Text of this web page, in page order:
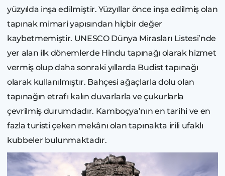
yüzyılda inşa edilmiştir. Yüzyıllar önce inşa edilmiş olan
tapınak mimari yapısından hiçbir değer
kaybetmemiştir. UNESCO Dünya Mirasları Listesi’nde
yer alan ilk dönemlerde Hindu tapınağı olarak hizmet
vermiş olup daha sonraki yıllarda Budist tapınağı
olarak kullanılmıştır. Bahçesi ağaçlarla dolu olan
tapınağın etrafı kalın duvarlarla ve çukurlarla
çevrilmiş durumdadır. Kamboçya’nın en tarihi ve en
fazla turisti çeken mekânı olan tapınakta irili ufaklı
kubbeler bulunmaktadır.